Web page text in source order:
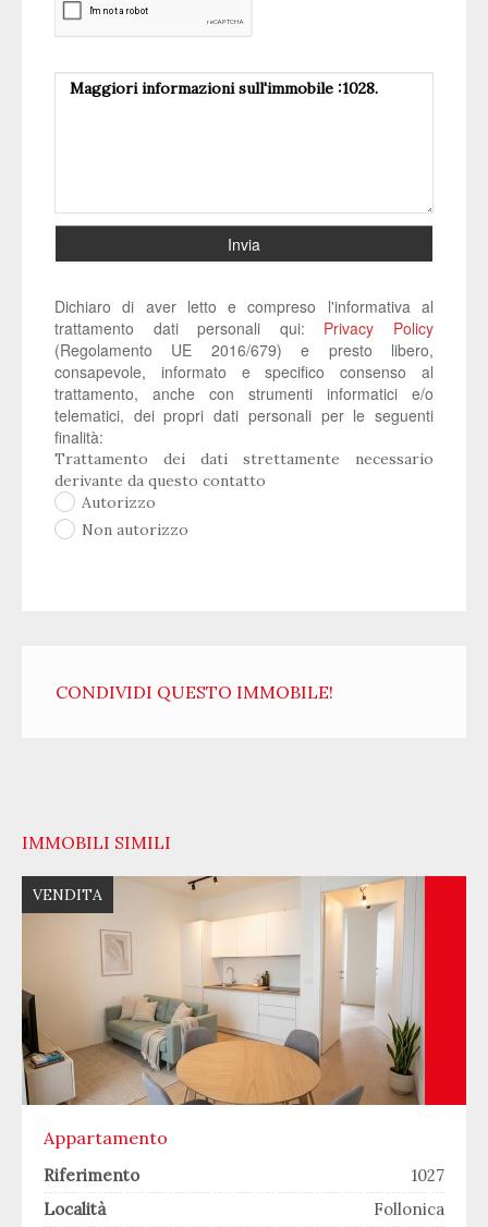
Invia
Dichiaro di aver letto e compreso l'informativa al
trattamento dati personali qui: Privacy Policy
(Regolamento UE 2016/679) e presto libero,
consapevole, informato e specifico consenso al
trattamento, anche con strumenti informatici e/o
telematici, dei propri dati personali per le seguenti
finalità:
Trattamento dei dati strettamente necessario
derivante da questo contatto
Autorizzo
Non autorizzo
CONDIVIDI QUESTO IMMOBILE!
IMMOBILI SIMILI
VENDITA
Appartamento
Riferimento
1027
Località
Follonica